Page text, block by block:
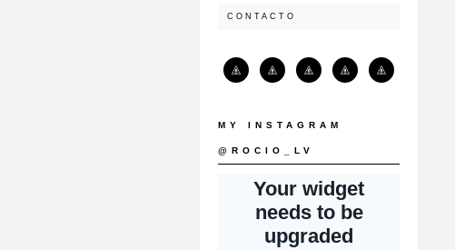
CONTACTO
MY INSTAGRAM
@ROCIO_LV